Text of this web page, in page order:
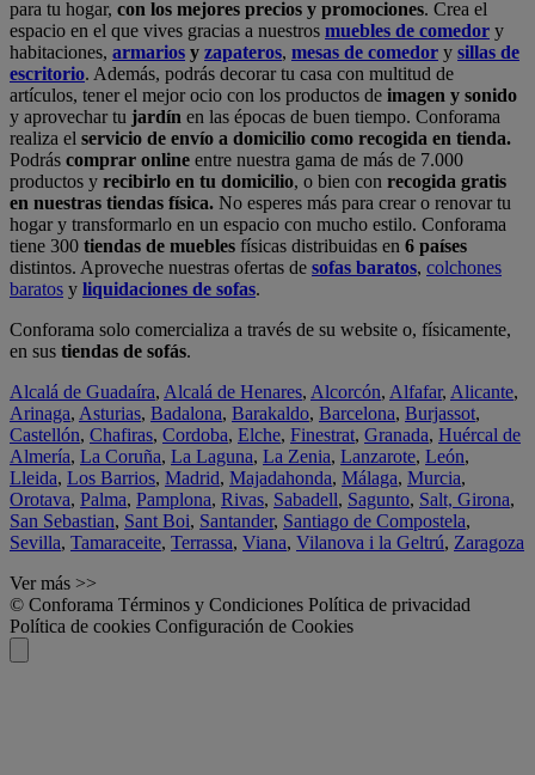
para tu hogar, con los mejores precios y promociones. Crea el
espacio en el que vives gracias a nuestros muebles de comedor y
habitaciones, armarios y zapateros, mesas de comedor y sillas de
escritorio. Además, podrás decorar tu casa con multitud de
artículos, tener el mejor ocio con los productos de imagen y sonido
y aprovechar tu jardín en las épocas de buen tiempo. Conforama
realiza el servicio de envío a domicilio como recogida en tienda.
Podrás comprar online entre nuestra gama de más de 7.000
productos y recibirlo en tu domicilio, o bien con recogida gratis
en nuestras tiendas física. No esperes más para crear o renovar tu
hogar y transformarlo en un espacio con mucho estilo. Conforama
tiene 300 tiendas de muebles físicas distribuidas en 6 países
distintos. Aproveche nuestras ofertas de sofas baratos, colchones
baratos y liquidaciones de sofas.
Conforama solo comercializa a través de su website o, físicamente,
en sus tiendas de sofás.
Alcalá de Guadaíra, Alcalá de Henares, Alcorcón, Alfafar, Alicante,
Arinaga, Asturias, Badalona, Barakaldo, Barcelona, Burjassot,
Castellón, Chafiras, Cordoba, Elche, Finestrat, Granada, Huércal de
Almería, La Coruña, La Laguna, La Zenia, Lanzarote, León,
Lleida, Los Barrios, Madrid, Majadahonda, Málaga, Murcia,
Orotava, Palma, Pamplona, Rivas, Sabadell, Sagunto, Salt, Girona,
San Sebastian, Sant Boi, Santander, Santiago de Compostela,
Sevilla, Tamaraceite, Terrassa, Viana, Vilanova i la Geltrú, Zaragoza
Ver más >>
© Conforama Términos y Condiciones Política de privacidad
Política de cookies Configuración de Cookies